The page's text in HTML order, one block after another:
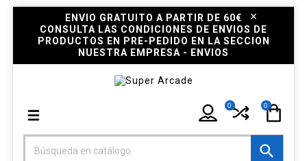
ENVIO GRATUITO A PARTIR DE 60€
CONSULTA LAS CONDICIONES DE ENVIOS DE
PRODUCTOS EN PRE-PEDIDO EN LA SECCION
NUESTRA EMPRESA - ENVIOS
0
0
